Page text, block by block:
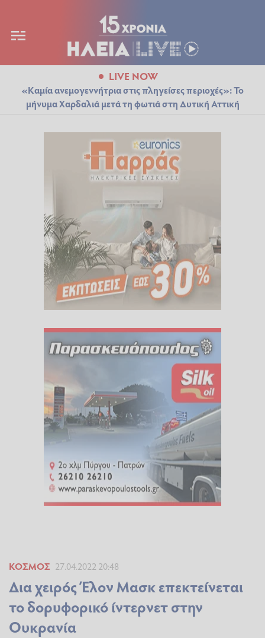
LIVE NOW
«Καμία ανεμογεννήτρια στις πληγείσες περιοχές»: Το
μήνυμα Χαρδαλιά μετά τη φωτιά στη Δυτική Αττική
ΚΌΣΜΟΣ 27.04.2022 20:48
Δια χειρός Έλον Μασκ επεκτείνεται
το δορυφορικό ίντερνετ στην
Ουκρανία